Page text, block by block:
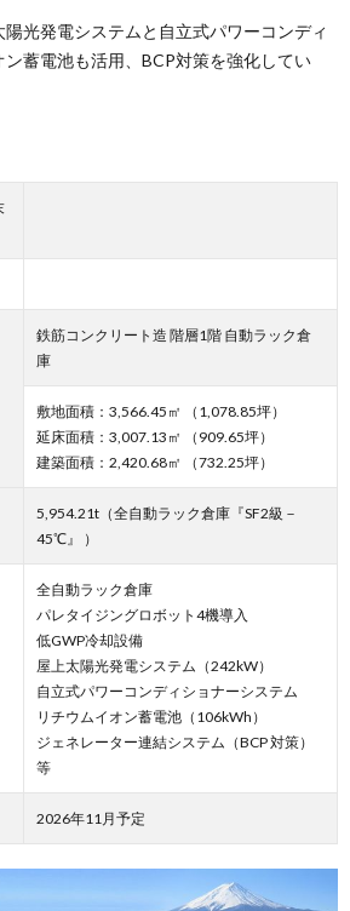
光発電システムと自立式パワーコンディ
蓄電池も活用、BCP対策を強化してい
鉄筋コンクリート造 階層1階 自動ラック倉
庫
敷地面積：3,566.45㎡ （1,078.85坪）
延床面積：3,007.13㎡ （909.65坪）
建築面積：2,420.68㎡ （732.25坪）
5,954.21t（全自動ラック倉庫『SF2級－
45℃』 ）
全自動ラック倉庫
パレタイジングロボット4機導入
低GWP冷却設備
屋上太陽光発電システム（242kW）
自立式パワーコンディショナーシステム
リチウムイオン蓄電池（106kWh）
ジェネレーター連結システム（BCP 対策）
等
2026年11月予定